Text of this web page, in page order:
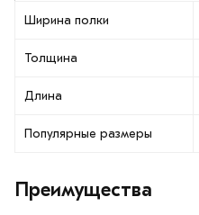
Ширина полки
Толщина
Длина
Популярные размеры
Преимущества